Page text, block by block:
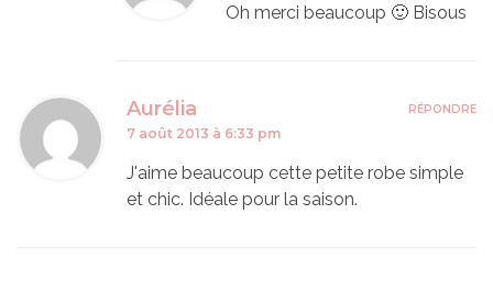
Oh merci beaucoup 🙂 Bisous
Aurélia
7 août 2013 à 6:33 pm
J'aime beaucoup cette petite robe simple
et chic. Idéale pour la saison.
RÉPONDRE